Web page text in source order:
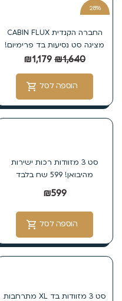
28%
החברה הקנדית CABIN FLUX
מציגה סט נסיעות בד פרימיום!
₪1,640
₪1,179
הוספה לסל
סט 3 מזוודות רכות ישירות
מהיבואן! 599 שח בלבד
₪599
הוספה לסל
סט 3 מזוודות בד XL מתרחבות